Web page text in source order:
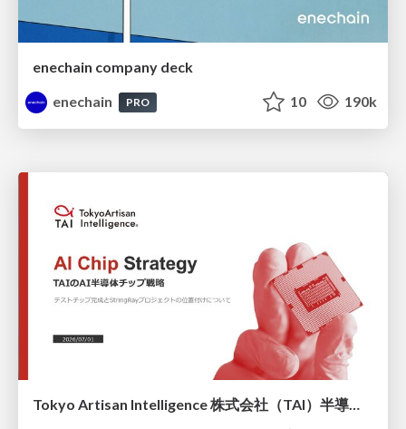
enechain company deck
enechain
PRO 10 190k
Tokyo Artisan Intelligence 株式会社（TAI）半導体戦略_最新版